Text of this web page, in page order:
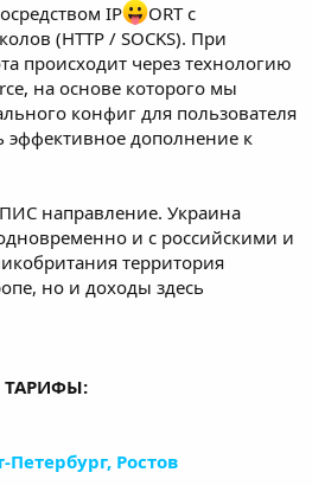
IP
ORT с
(HTTP / SOCKS). При
происходит через технологию
на основе которого мы
конфиг для пользователя
эффективное дополнение к
направление. Украина
и с российскими и
территория
но и доходы здесь
ТАРИФЫ:
Петербург, Ростов